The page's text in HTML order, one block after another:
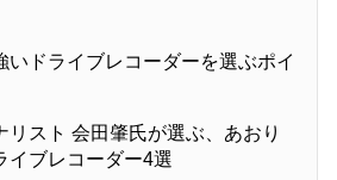
いドライブレコーダーを選ぶポイ
リスト 会田肇氏が選ぶ、あおり
イブレコーダー4選